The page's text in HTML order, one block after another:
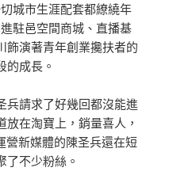
城市生涯配套都繚繞年
駐邑空間商城、直播基
飾演著青年創業攙扶者的
的成長。
兵請求了好幾回都沒能進
在淘寶上，銷量喜人，
營新媒體的陳圣兵還在短
了不少粉絲。